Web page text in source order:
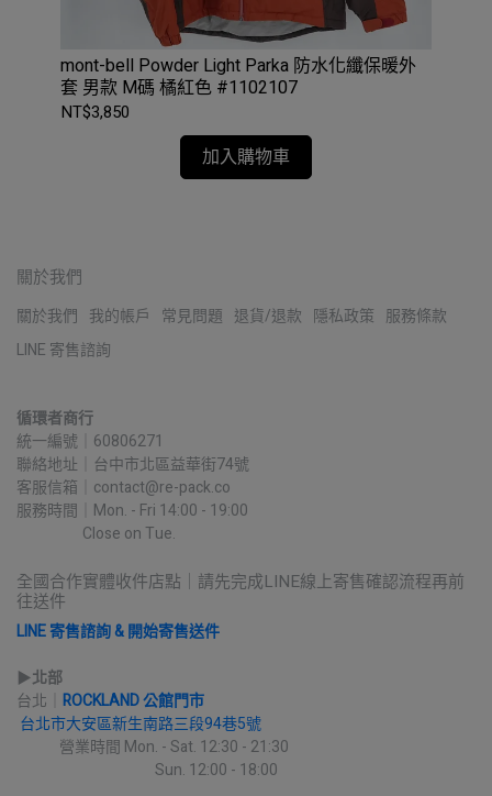
mont-bell Powder Light Parka 防水化纖保暖外
套 男款 M碼 橘紅色 #1102107
NT$3,850
加入購物車
關於我們
關於我們 我的帳戶 常見問題 退貨/退款 隱私政策 服務條款
LINE 寄售諮詢
循環者商行
統一編號｜60806271
聯絡地址｜台中市北區益華街74號
客服信箱｜contact@re-pack.co
服務時間｜Mon. - Fri 14:00 - 19:00
Close on Tue.
全國合作實體收件店點｜請先完成LINE線上寄售確認流程再前
往送件
LINE 寄售諮詢 & 開始寄售送件
▶︎北部
台北｜ ROCKLAND 公館門市
台北市大安區新生南路三段94巷5號
營業時間 Mon. - Sat. 12:30 - 21:30
Sun. 12:00 - 18:00